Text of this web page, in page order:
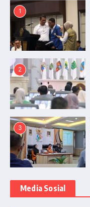
1
2
3
Media Sosial